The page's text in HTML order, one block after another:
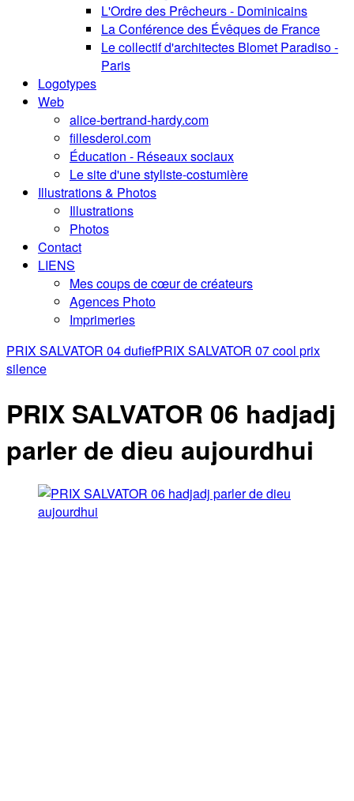
L'Ordre des Prêcheurs - Dominicains
La Conférence des Évêques de France
Le collectif d'architectes Blomet Paradiso -
Paris
Logotypes
Web
alice-bertrand-hardy.com
fillesderoi.com
Éducation - Réseaux sociaux
Le site d'une styliste-costumière
Illustrations & Photos
Illustrations
Photos
Contact
LIENS
Mes coups de cœur de créateurs
Agences Photo
Imprimeries
PRIX SALVATOR 04 dufiefPRIX SALVATOR 07 cool prix
silence
PRIX SALVATOR 06 hadjadj
parler de dieu aujourdhui